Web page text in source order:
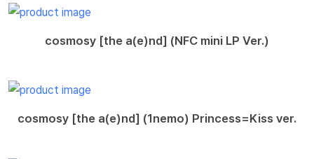
cosmosy [the a(e)nd] (NFC mini LP Ver.)
cosmosy [the a(e)nd] (1nemo) Princess=Kiss ver.